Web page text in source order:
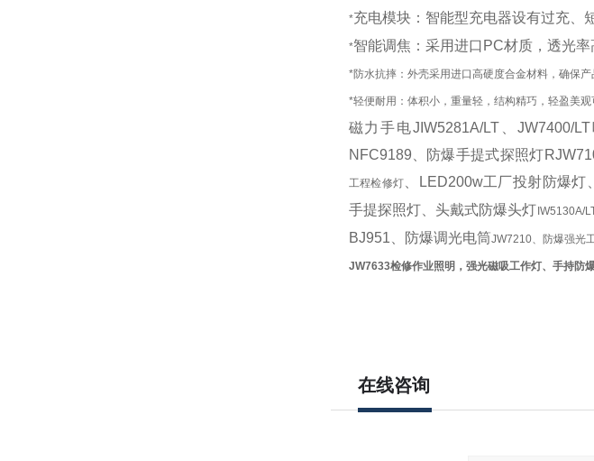
*充电模块：智能型充电器设有过充、
*智能调焦：采用进口 PC材质，透光
*防水抗摔：外壳采用进口高硬度合金材料，确保
*轻便耐用：体积小，重量轻，结构精巧，轻盈美
磁力手电JIW5281A/LT、JW7400/
NFC9189、防爆手提式探照灯
工程检修灯 LED200w工厂投射防爆灯
手提探照灯、头戴式防爆头灯 IW5130A/LT
BJ951、防爆调光电筒JW7210、防爆强光
JW7633检修作业照明，强光磁吸工作灯、手持防
在线咨询